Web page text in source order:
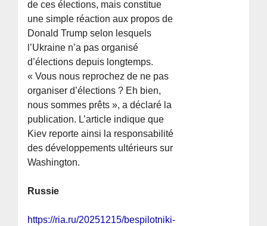
de ces élections, mais constitue
une simple réaction aux propos de
Donald Trump selon lesquels
l’Ukraine n’a pas organisé
d’élections depuis longtemps.
« Vous nous reprochez de ne pas
organiser d’élections ? Eh bien,
nous sommes prêts », a déclaré la
publication. L’article indique que
Kiev reporte ainsi la responsabilité
des développements ultérieurs sur
Washington.
Russie
https://ria.ru/20251215/bespilotniki-